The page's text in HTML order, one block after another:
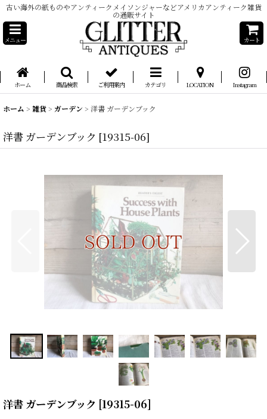
古い海外の紙ものやアンティークメイソンジャーなどアメリカアンティーク雑貨
の通販サイト
メニュー カート
ホーム 商品検索 ご利用案内 カテゴリ LOCATION Instagram
ホーム > 雑貨> ガーデン > 洋書 ガーデンブック
洋書 ガーデンブック [19315-06]
洋書 ガーデンブック [19315-06]